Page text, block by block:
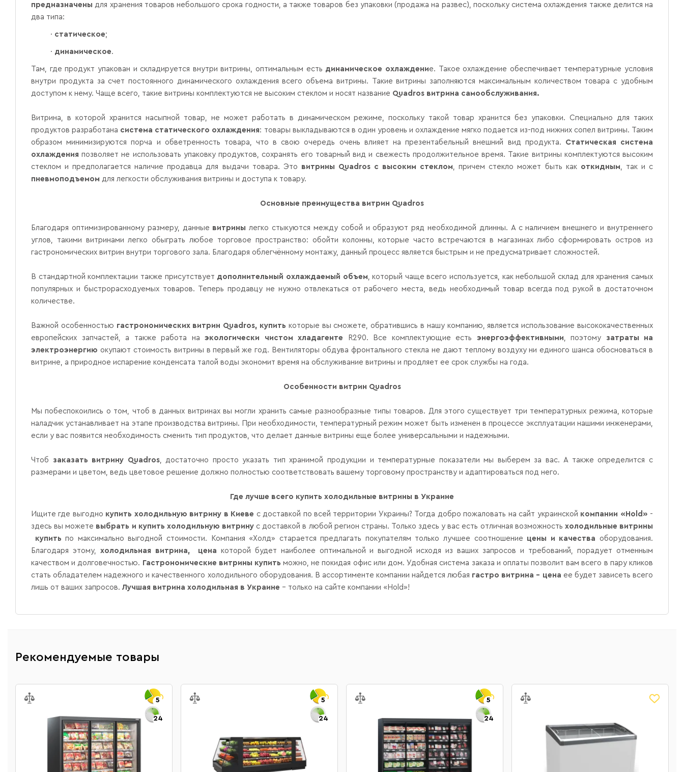
предназначены для хранения товаров небольшого срока годности, а также товаров без упаковки (продажа на развес), поскольку система охлаждения также делится на
два типа:
· статическое;
· динамическое.
Там, где продукт упакован и складируется внутри витрины, оптимальным есть динамическое охлаждение. Такое охлаждение обеспечивает температурные условия
внутри продукта за счет постоянного динамического охлаждения всего объема витрины. Такие витрины заполняются максимальным количеством товара с удобным
доступом к нему. Чаще всего, такие витрины комплектуются не высоким стеклом и носят название Quadros витрина самообслуживания.
Витрина, в которой хранится насыпной товар, не может работать в динамическом режиме, поскольку такой товар хранится без упаковки. Специально для таких
продуктов разработана система статического охлаждения: товары выкладываются в один уровень и охлаждение мягко подается из-под нижних сопел витрины. Таким
образом минимизируются порча и обветренность товара, что в свою очередь очень влияет на презентабельный внешний вид продукта. Статическая система
охлаждения позволяет не использовать упаковку продуктов, сохранять его товарный вид и свежесть продолжительное время. Такие витрины комплектуются высоким
стеклом и предполагается наличие продавца для выдачи товара. Это витрины Quadrosс высоким стеклом, причем стекло может быть как откидным, так и с
пневмоподъемом для легкости обслуживания витрины и доступа к товару.
Основные преимущества витрин Quadros
Благодаря оптимизированному размеру, данные витрины легко стыкуются между собой и образуют ряд необходимой длинны. А с наличием внешнего и внутреннего
углов, такими витринами легко обыграть любое торговое пространство: обойти колонны, которые часто встречаются в магазинах либо сформировать остров из
гастрономических витрин внутри торгового зала. Благодаря облегчённому монтажу, данный процесс является быстрым и не предусматривает сложностей.
В стандартной комплектации также присутствует дополнительный охлаждаемый объем, который чаще всего используется, как небольшой склад для хранения самых
популярных и быстрорасходуемых товаров. Теперь продавцу не нужно отвлекаться от рабочего места, ведь необходимый товар всегда под рукой в достаточном
количестве.
Важной особенностью гастрономических витрин Quadros, купить которые вы сможете, обратившись в нашу компанию, является использование высококачественных
европейских запчастей, а также работа на экологически чистом хладагенте R290. Все комплектующие есть энергоэффективными, поэтому затраты на
электроэнергию окупают стоимость витрины в первый же год. Вентиляторы обдува фронтального стекла не дают теплому воздуху ни единого шанса обосноваться в
витрине, а природное испарение конденсата талой воды экономит время на обслуживание витрины и продляет ее срок службы на года.
Особенности витрин Quadros
Мы побеспокоились о том, чтоб в данных витринах вы могли хранить самые разнообразные типы товаров. Для этого существует три температурных режима, которые
наладчик устанавливает на этапе производства витрины. При необходимости, температурный режим может быть изменен в процессе эксплуатации нашими инженерами,
если у вас появится необходимость сменить тип продуктов, что делает данные витрины еще более универсальными и надежными.
Чтоб заказать витрину Quadros, достаточно просто указать тип хранимой продукции и температурные показатели мы выберем за вас. А также определится с
размерами и цветом, ведь цветовое решение должно полностью соответствовать вашему торговому пространству и адаптироваться под него.
Где лучше всего купить холодильные витрины в Украине
Ищите где выгодно купить холодильную витрину в Киеве с доставкой по всей территории Украины? Тогда добро пожаловать на сайт украинской компании «Hold» -
здесь вы можете выбрать и купить холодильную витринус доставкой в любой регион страны. Только здесь у вас есть отличная возможность холодильные витрины
купить по максимально выгодной стоимости. Компания «Холд» старается предлагать покупателям только лучшее соотношение цены и качества оборудования.
Благодаря этому, холодильная витрина, цена которой будет наиболее оптимальной и выгодной исходя из ваших запросов и требований, порадует отменным
качеством и долговечностью. Гастрономические витрины купить можно, не покидая офис или дом. Удобная система заказа и оплаты позволит вам всего в пару кликов
стать обладателем надежного и качественного холодильного оборудования. В ассортименте компании найдется любая гастро витрина – цена ее будет зависеть всего
лишь от ваших запросов. Лучшая витрина холодильная в Украине – только на сайте компании «Hold»!
Рекомендуемые товары
5
24
5
24
5
24